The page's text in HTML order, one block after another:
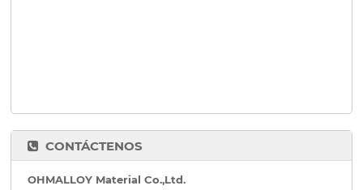
CONTÁCTENOS
OHMALLOY Material Co.,Ltd.